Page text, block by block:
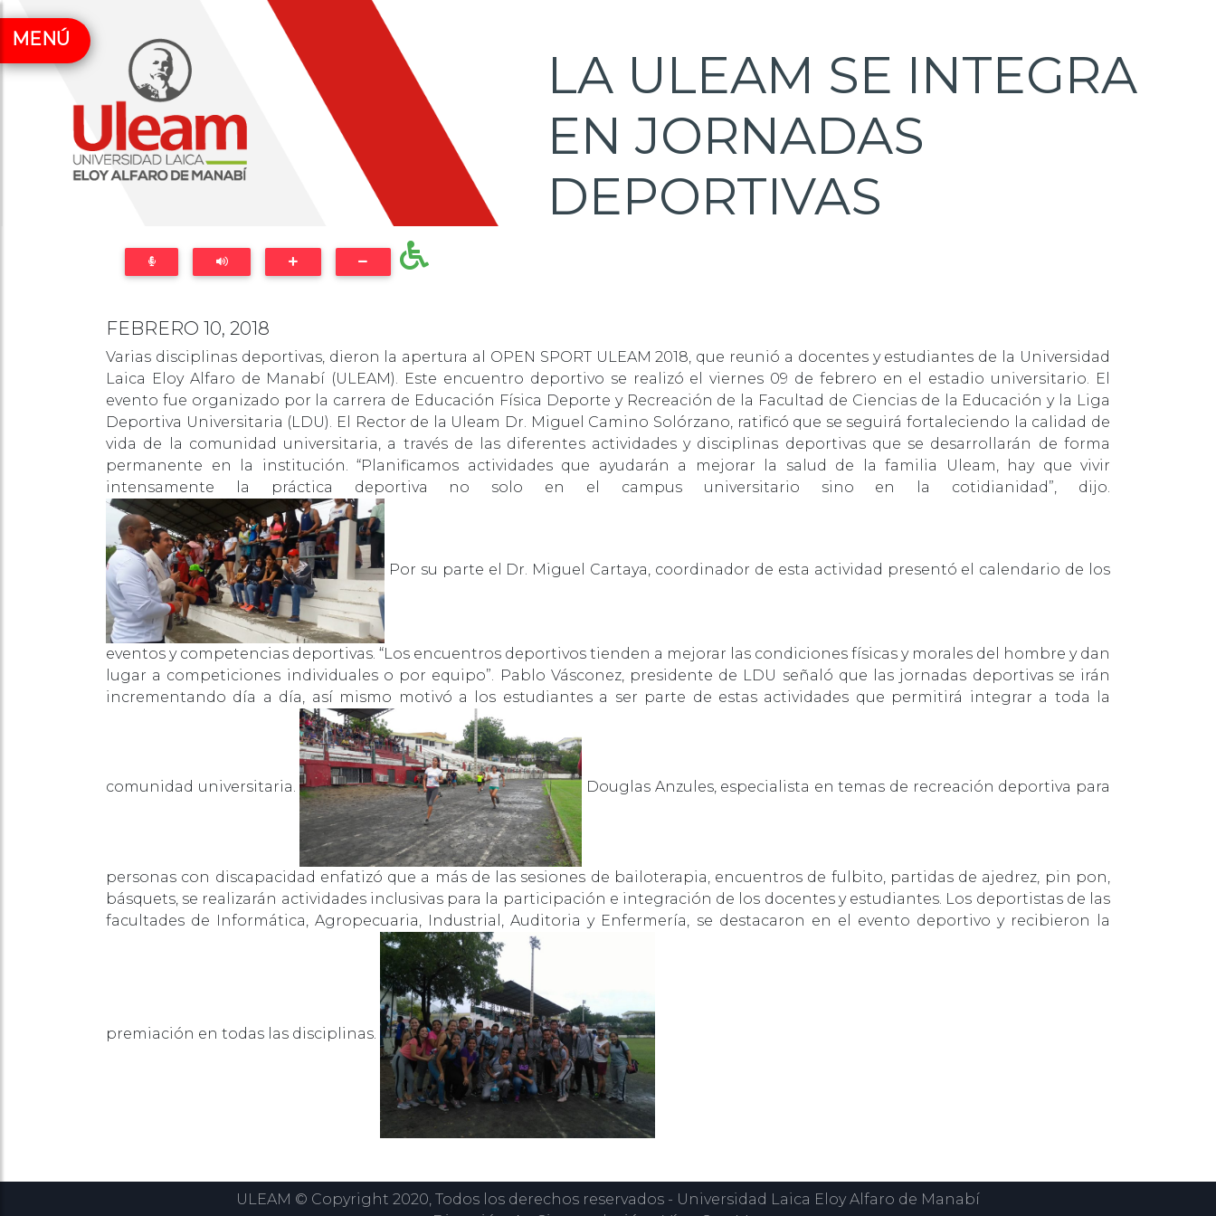
MENÚ
LA ULEAM SE INTEGRA
EN JORNADAS
DEPORTIVAS
FEBRERO 10, 2018
Varias disciplinas deportivas, dieron la apertura al OPEN SPORT ULEAM 2018, que reunió a docentes y estudiantes de la Universidad
Laica Eloy Alfaro de Manabí (ULEAM). Este encuentro deportivo se realizó el viernes 09 de febrero en el estadio universitario. El
evento fue organizado por la carrera de Educación Física Deporte y Recreación de la Facultad de Ciencias de la Educación y la Liga
Deportiva Universitaria (LDU). El Rector de la Uleam Dr. Miguel Camino Solórzano, ratificó que se seguirá fortaleciendo la calidad de
vida de la comunidad universitaria, a través de las diferentes actividades y disciplinas deportivas que se desarrollarán de forma
permanente en la institución. “Planificamos actividades que ayudarán a mejorar la salud de la familia Uleam, hay que vivir
intensamente la práctica deportiva no solo en el campus universitario sino en la cotidianidad”, dijo.
Por su parte el Dr. Miguel Cartaya, coordinador de esta actividad presentó el calendario de los
eventos y competencias deportivas. “Los encuentros deportivos tienden a mejorar las condiciones físicas y morales del hombre y dan
lugar a competiciones individuales o por equipo”. Pablo Vásconez, presidente de LDU señaló que las jornadas deportivas se irán
incrementando día a día, así mismo motivó a los estudiantes a ser parte de estas actividades que permitirá integrar a toda la
comunidad universitaria. Douglas Anzules, especialista en temas de recreación deportiva para
personas con discapacidad enfatizó que a más de las sesiones de bailoterapia, encuentros de fulbito, partidas de ajedrez, pin pon,
básquets, se realizarán actividades inclusivas para la participación e integración de los docentes y estudiantes. Los deportistas de las
facultades de Informática, Agropecuaria, Industrial, Auditoria y Enfermería, se destacaron en el evento deportivo y recibieron la
premiación en todas las disciplinas.
ULEAM © Copyright 2020, Todos los derechos reservados - Universidad Laica Eloy Alfaro de Manabí